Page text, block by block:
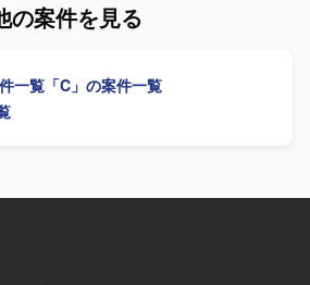
つ、ISO/SAE 21434対応など車載セ
います。RedmineやJIRA等を用いた
スのもとで開発を行います。
および提案を行い、自身の進捗を管
ートおよびセキュリティ強化に関す
発環境】 NonOS環境
の案件を見る
一覧 「C」の案件一覧